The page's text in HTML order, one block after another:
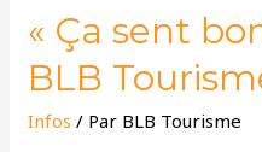
« Ça sent
BLB
Infos / Par BLB Tourisme
sent
bon